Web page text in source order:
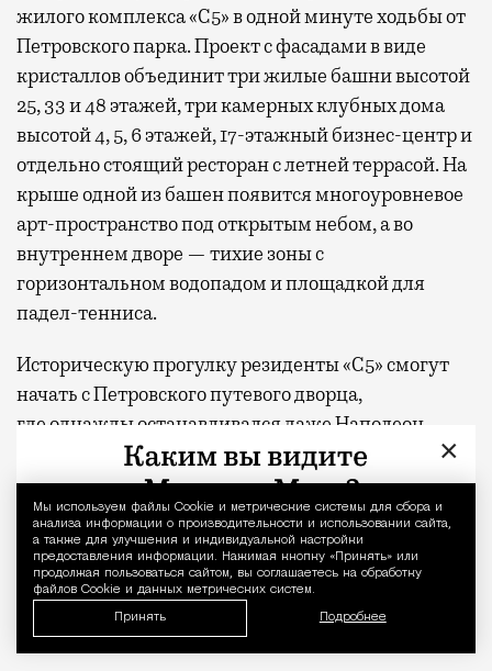
Уведомление
Мы используем файлы Сookie и метрические системы для сбора и
анализа информации о производительности и использовании сайта,
а также для улучшения и индивидуальной настройки
предоставления информации. Нажимая кнопку «Принять» или
продолжая пользоваться сайтом, вы соглашаетесь на обработку
файлов Cookie и данных метрических систем.
Принять Подробнее
жилого комплекса «С5»в одной минуте ходьбы от
Петровского парка. Проект с фасадами в виде
кристаллов объединит три жилые башни высотой
25, 33 и 48 этажей, три камерных клубных дома
высотой 4, 5, 6 этажей, 17-этажный бизнес-центр и
отдельно стоящий ресторан с летней террасой. На
крыше одной из башен появится многоуровневое
арт-пространство под открытым небом, а во
внутреннем дворе — тихие зоны с
горизонтальном водопадом и площадкой для
падел-тенниса.
Историческую прогулку резиденты «С5» смогут
начать с Петровского путевого дворца,
гдеоднажды останавливался даже Наполеон,
посетить виллу «Черный лебедь» Николая
Рябушинского, а закончить историей современной
авиации или Городком художников на Масловке
— местом, где жили и творили Игорь Грабарь,
Владимир Татлин и другие мастера XX века.
Заниматься йогой
×